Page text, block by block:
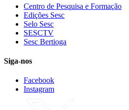
Centro de Pesquisa e Formação
Edições Sesc
Selo Sesc
SESCTV
Sesc Bertioga
Siga-nos
Facebook
Instagram